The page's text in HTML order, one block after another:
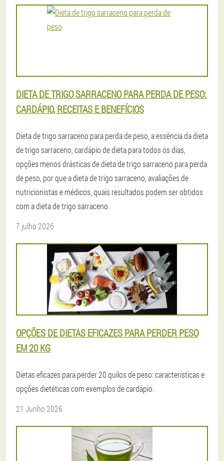
DIETA DE TRIGO SARRACENO PARA PERDA DE PESO:
CARDÁPIO, RECEITAS E BENEFÍCIOS
Dieta de trigo sarraceno para perda de peso, a essência da dieta
de trigo sarraceno, cardápio de dieta para todos os dias,
opções menos drásticas de dieta de trigo sarraceno para perda
de peso, por que a dieta de trigo sarraceno, avaliações de
nutricionistas e médicos, quais resultados podem ser obtidos
com a dieta de trigo sarraceno.
7 julho 2026
OPÇÕES DE DIETAS EFICAZES PARA PERDER PESO
EM 20 KG
Dietas eficazes para perder 20 quilos de peso: características e
opções dietéticas com exemplos de cardápio.
21 Junho 2026